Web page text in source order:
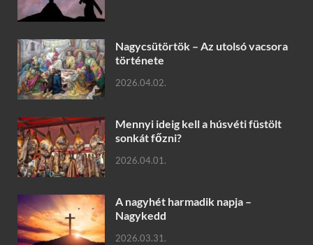
Nagycsütörtök – Az utolsó vacsora
története
2026.04.02.
Mennyi ideig kell a húsvéti füstölt
sonkát főzni?
2026.04.01.
A nagyhét harmadik napja –
Nagykedd
2026.03.31.